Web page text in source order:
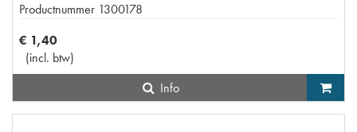
Productnummer 1300178
€ 1,40
(incl. btw)
Info